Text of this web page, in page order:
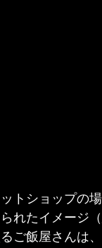
トショップの
れたイメージ（
ご飯屋さんは